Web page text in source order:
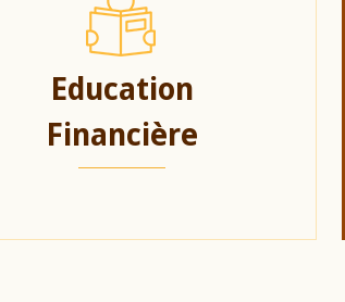
Education
Financière